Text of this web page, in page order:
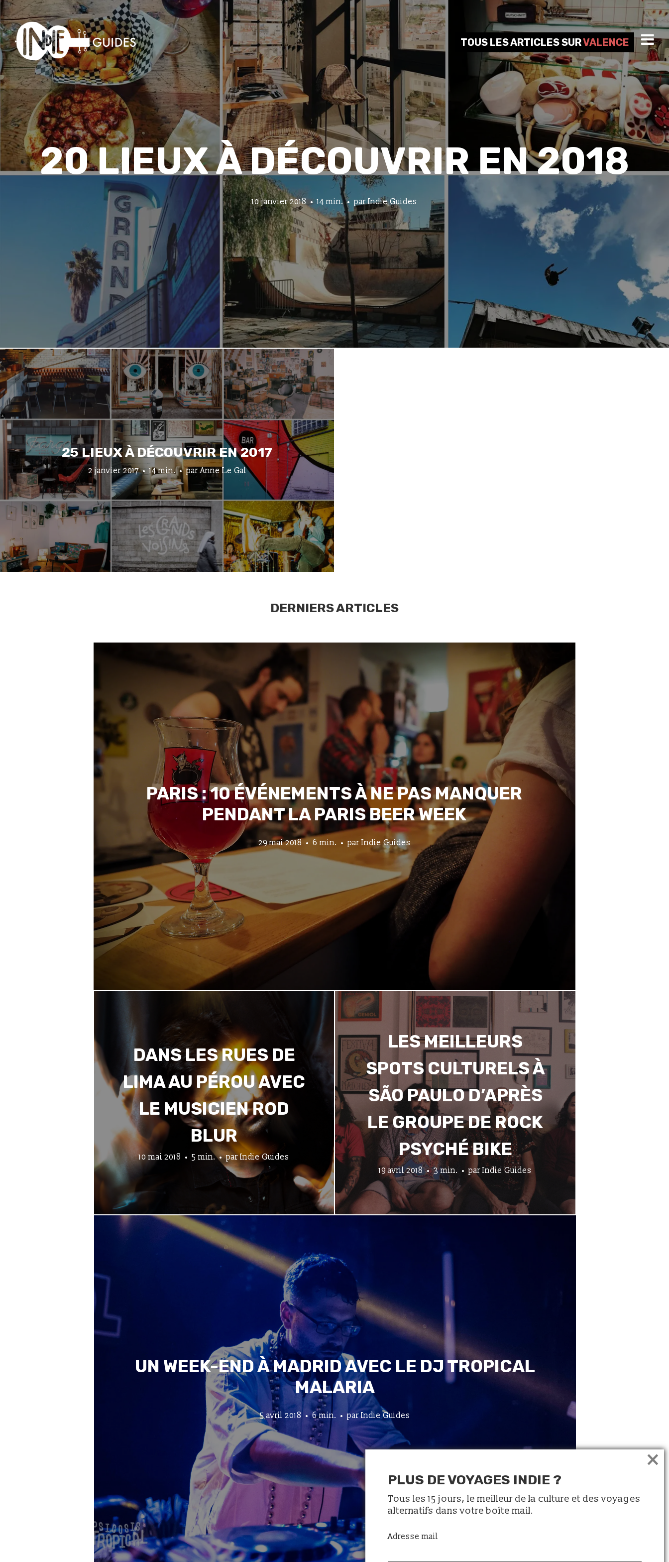
TOUS LES ARTICLES SURVALENCE
20 LIEUX À DÉCOUVRIR EN 2018
10 janvier 2018 14 min. parIndie Guides
25 LIEUX À DÉCOUVRIR EN 2017
2 janvier 2017 14 min. parAnne Le Gal
DERNIERS ARTICLES
PARIS : 10 ÉVÉNEMENTS À NE PAS MANQUER
PENDANT LA PARIS BEER WEEK
29 mai 2018 6 min. par Indie Guides
DANS LES RUES DE
LIMA AU PÉROU AVEC
LE MUSICIEN ROD
BLUR
10 mai 2018 5 min. parIndie Guides
LES MEILLEURS
SPOTS CULTURELS À
SÃO PAULO D’APRÈS
LE GROUPE DE ROCK
PSYCHÉ BIKE
19 avril 2018 3 min. parIndie Guides
UN WEEK-END À MADRID AVEC LE DJ TROPICAL
MALARIA
5 avril 2018 6 min. parIndie Guides
PLUS DE VOYAGES INDIE ?
Tous les 15 jours, le meilleur de la culture et des voyages
alternatifs dans votre boîte mail.
Adresse mail
×